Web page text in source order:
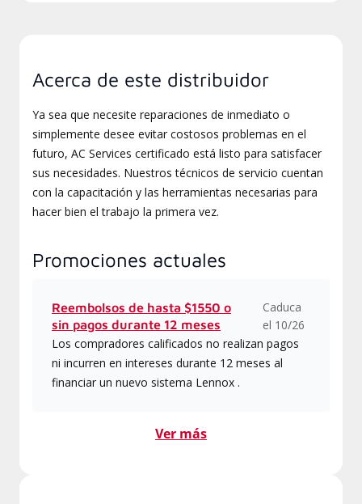
Acerca de este distribuidor
Ya sea que necesite reparaciones de inmediato o
simplemente desee evitar costosos problemas en el
futuro, AC Services certificado está listo para satisfacer
sus necesidades. Nuestros técnicos de servicio cuentan
con la capacitación y las herramientas necesarias para
hacer bien el trabajo la primera vez.
Promociones actuales
Reembolsos de hasta $1550 o
sin pagos durante 12 meses
Caduca
el 10/26
Los compradores calificados no realizan pagos
ni incurren en intereses durante 12 meses al
financiar un nuevo sistema Lennox .
Ver más